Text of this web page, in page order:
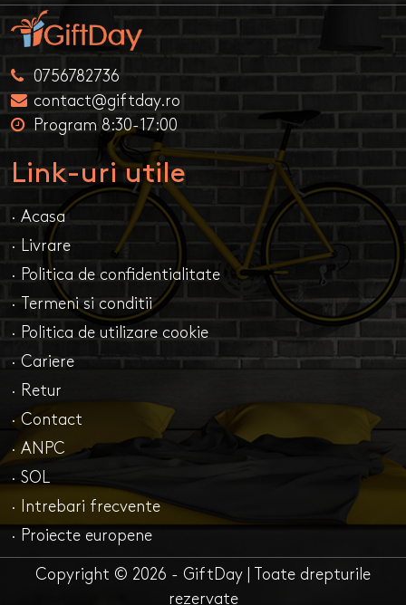
0756782736
contact@giftday.ro
Program 8:30-17:00
Link-uri utile
· Acasa
· Livrare
· Politica de confidentialitate
· Termeni si conditii
· Politica de utilizare cookie
· Cariere
· Retur
· Contact
· ANPC
· SOL
· Intrebari frecvente
· Proiecte europene
Copyright © 2026 - GiftDay | Toate drepturile
rezervate